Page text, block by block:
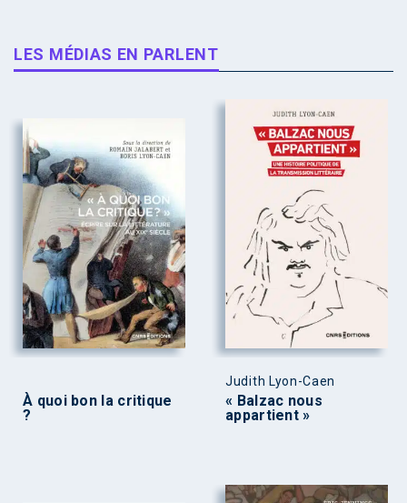
LES MÉDIAS EN PARLENT
À quoi bon la critique
?
Judith Lyon-Caen
« Balzac nous
appartient »